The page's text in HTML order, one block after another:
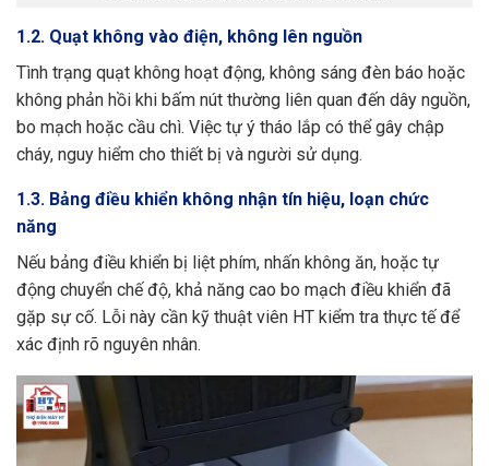
1.2. Quạt không vào điện, không lên nguồn
Tình trạng quạt không hoạt động, không sáng đèn báo hoặc
không phản hồi khi bấm nút thường liên quan đến dây nguồn,
bo mạch hoặc cầu chì. Việc tự ý tháo lắp có thể gây chập
cháy, nguy hiểm cho thiết bị và người sử dụng.
1.3. Bảng điều khiển không nhận tín hiệu, loạn chức
năng
Nếu bảng điều khiển bị liệt phím, nhấn không ăn, hoặc tự
động chuyển chế độ, khả năng cao bo mạch điều khiển đã
gặp sự cố. Lỗi này cần kỹ thuật viên HT kiểm tra thực tế để
xác định rõ nguyên nhân.